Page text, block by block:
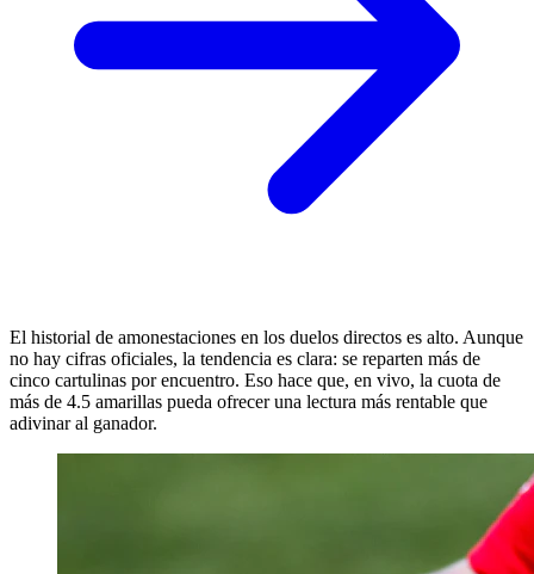
El historial de amonestaciones en los duelos directos es alto. Aunque
no hay cifras oficiales, la tendencia es clara: se reparten más de
cinco cartulinas por encuentro. Eso hace que, en vivo, la cuota de
más de 4.5 amarillas pueda ofrecer una lectura más rentable que
adivinar al ganador.